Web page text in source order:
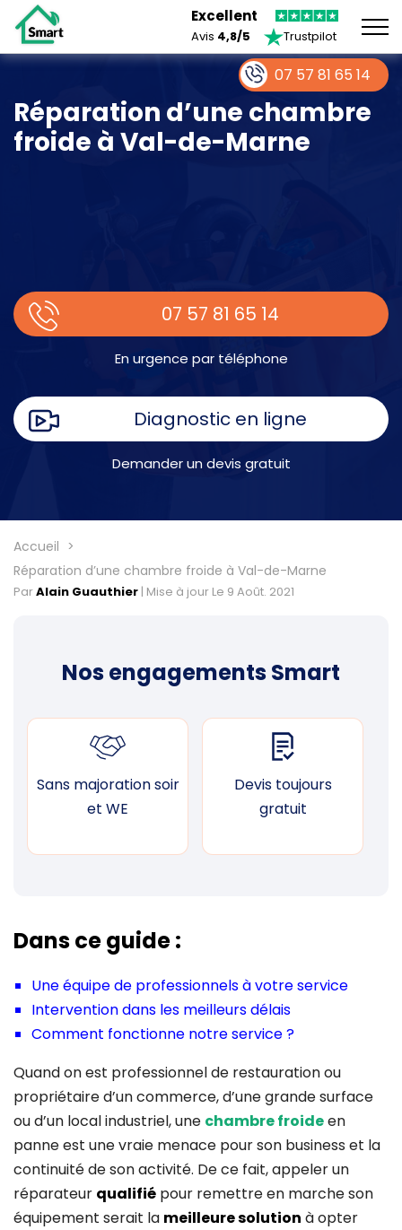
Excellent
Avis 4,8/5 Trustpilot
Réparation d’une chambre
froide à Val-de-Marne
07 57 81 65 14
En urgence par téléphone
Diagnostic en ligne
Demander un devis gratuit
Accueil
Réparation d’une chambre froide à Val-de-Marne
ParAlain Guauthier | Mise à jour Le 9 Août. 2021
Nos engagements Smart
Sans majoration soir
et WE
Devis toujours
gratuit
Dans ce guide :
Une équipe de professionnels à votre service
Intervention dans les meilleurs délais
Comment fonctionne notre service ?
Quand on est professionnel de restauration ou
propriétaire d’un commerce, d’une grande surface
ou d’un local industriel, une chambre froideen
panne est une vraie menace pour son business et la
continuité de son activité. De ce fait, appeler un
réparateur qualifié pour remettre en marche son
équipement serait la meilleure solution à opter
07 57 81 65 14